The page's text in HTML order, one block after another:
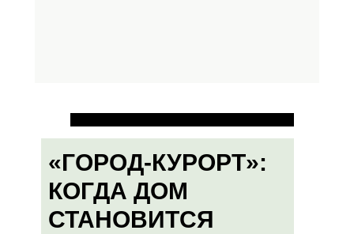
«ГОРОД-КУРОРТ»:
КОГДА ДОМ
СТАНОВИТСЯ